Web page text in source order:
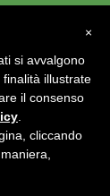
×
si avvalgono
illustrate
il consenso
cliccando